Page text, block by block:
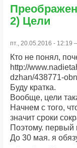
2) Цели
пт., 20.05.2016 - 12:19
Кто не понял,
http://
dzhan/438771-
Буду кратка.
Вообще, цели
Начнем с того,
значит сроки
Поэтому.
До 30 мая. я